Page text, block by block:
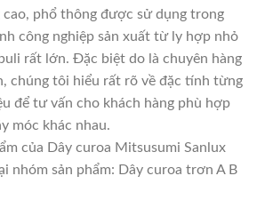
phổ thông được sử dụng trong
công nghiệp sản xuất từ ly hợp nhỏ
rất lớn. Đặc biệt do là chuyên hàng
chúng tôi hiểu rất rõ về đặc tính từng
để tư vấn cho khách hàng phù hợp
móc khác nhau.
của Dây curoa Mitsusumi Sanlux
nhóm sản phẩm: Dây curoa trơn A B